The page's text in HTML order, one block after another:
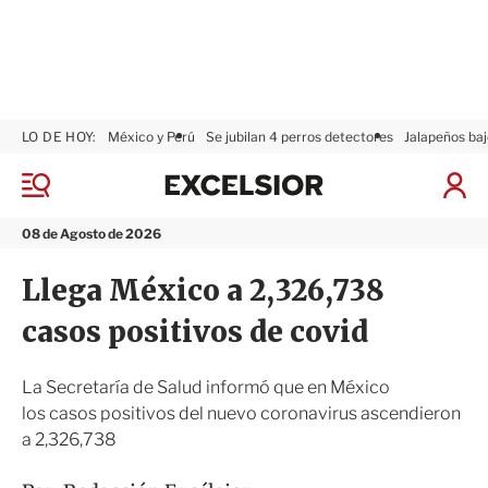
M
n
08 de Agosto de 2026
LO DE HOY: México y Perú Se jubilan 4 perros detectores Jalapeños
I
ó
x
i
r
Llega México a 2,326,738
casos positivos de covid
La Secretaría de Salud informó que en México
los casos positivos del nuevo coronavirus ascendieron
a 2,326,738